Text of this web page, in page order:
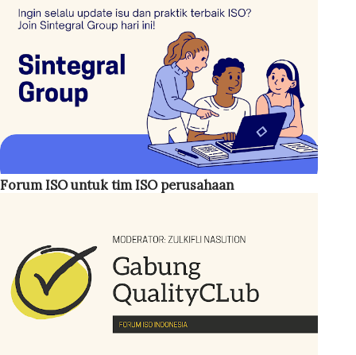
menetapkan kriteria khusus mengenai siapa yang harus
menjabat sebagai MR. Namun, disarankan posisi ini
dipegang oleh personel dengan jabatan cukup tinggi,
seperti General Manager (GM) . Jika hal tersebut tidak
memungkinkan, manajemen setidaknya menunjuk seseorang
pada level manajer . Hal ini penting karena MR berperan
sebagai koordinator sekaligus penggerak implementasi
sistem mutu di perusahaan. ISO 45001:2018 Bahasa
Indonesia Adapun tugas-tugas Management Representative
ditetapkan, diterapkan, d...
Forum ISO untuk tim ISO perusahaan